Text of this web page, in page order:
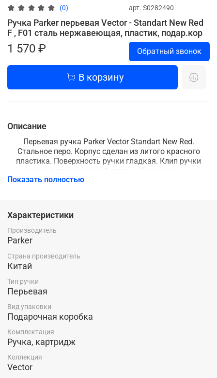
(0) арт. S0282490
Ручка Parker перьевая Vector - Standart New Red
F , F01 сталь нержавеющая, пластик, подар.кор
1 570 ₽ Обратный звонок
В корзину
Описание
Перьевая ручка Parker Vector Standart New Red.
Стальное перо. Корпус сделан из литого красного
пластика. Поверхность ручки гладкая. Клип ручки
покрыт полированной сталью. Грип ручки из
нержавеющей стали. В качестве расходных
Ручка упакована в фирменную подарочную упаковку.
В комплекте имеется запасной картридж.
Parker - этот культовый бренд отличается неугасаемым
стремлением к совершенству. Уже на протяжении
ассоциируется с канц. изделиями только высокого
качества, подчёркивая тем самым верность
традициям, элегантность, надёжность, желание и
стиль привносить новое в свои образцы.
Показать полностью
Характеристики
Производитель
Parker
Страна производитель
Китай
Тип ручки
Перьевая
Вид упаковки
Подарочная коробка
Комплектация
Ручка, картридж
Коллекция
Vector